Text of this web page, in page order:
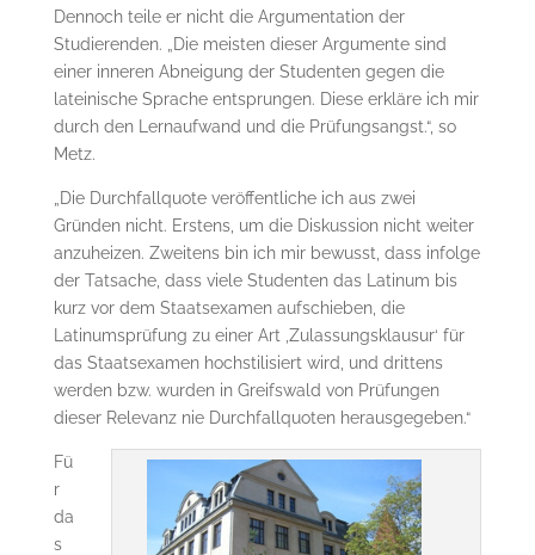
Dennoch teile er nicht die Argumentation der
Studierenden. „Die meisten dieser Argumente sind
einer inneren Abneigung der Studenten gegen die
lateinische Sprache entsprungen. Diese erkläre ich mir
durch den Lernaufwand und die Prüfungsangst.“, so
Metz.
„Die Durchfallquote veröffentliche ich aus zwei
Gründen nicht. Erstens, um die Diskussion nicht weiter
anzuheizen. Zweitens bin ich mir bewusst, dass in­folge
der Tatsache, dass viele Studenten das Latinum bis
kurz vor dem Staatsexamen auf­schie­­ben, die
Latinumsprüfung zu einer Art ‚Zulassungsklausur‘ für
das Staatsexamen hoch­sti­­lisiert wird, und drittens
werden bzw. wurden in Greifswald von Prüfungen
dieser Relevanz nie Durchfallquoten he­raus­ge­ge­ben.“
Fü
r
da
s